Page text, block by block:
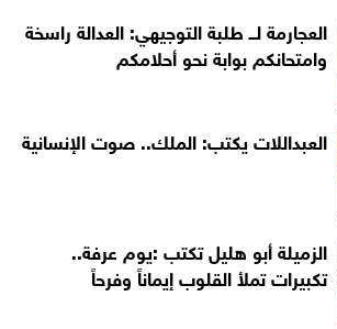
العجارمة لــ طلبة التوجيهي: العدالة راسخة
وامتحانكم بوابة نحو أحلامكم
العبداللات يكتب: الملك.. صوت الإنسانية
الزميلة أبو هليل تكتب :يوم عرفة..
تكبيرات تملأ القلوب إيماناً وفرحاً